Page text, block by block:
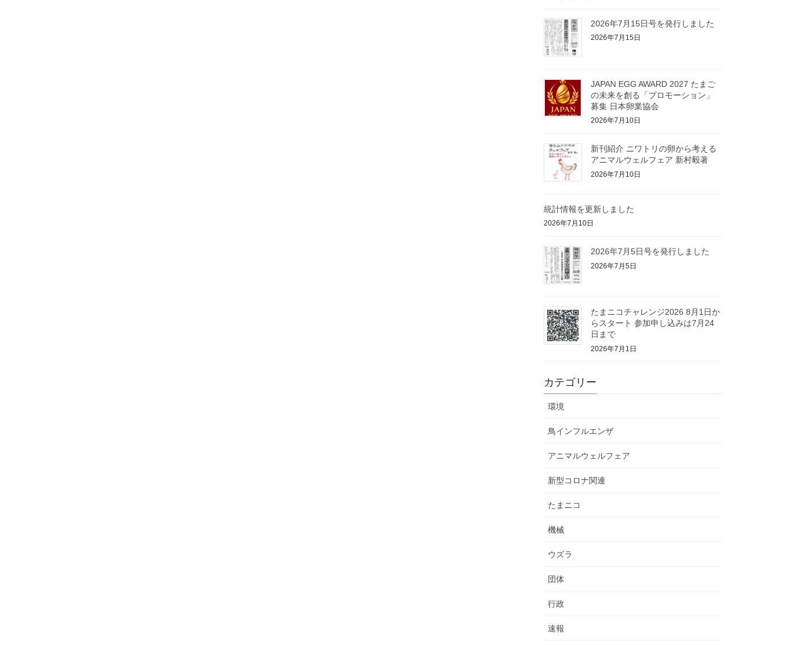
2026年7月15日号を発行しました
2026年7月15日
JAPAN EGG AWARD 2027 たまご
の未来を創る「プロモーション」
募集 日本卵業協会
2026年7月10日
新刊紹介 ニワトリの卵から考える
アニマルウェルフェア 新村毅著
2026年7月10日
統計情報を更新しました
2026年7月10日
2026年7月5日号を発行しました
2026年7月5日
たまニコチャレンジ2026 8月1日か
らスタート 参加申し込みは7月24
日まで
2026年7月1日
カテゴリー
環境
鳥インフルエンザ
アニマルウェルフェア
新型コロナ関連
たまニコ
機械
ウズラ
団体
行政
速報